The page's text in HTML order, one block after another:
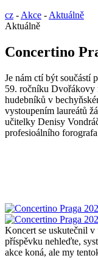
cz - Akce - Aktuálně
Aktuálně
Concertino
Je nám ctí být součástí
59. ročníku Dvořákovy
hudebníků v
vystoupením laureátů
učitelky Denisy
profesioálního
Koncert se uskutečnil
příspěvku nehleďte,
akce koná, ale my